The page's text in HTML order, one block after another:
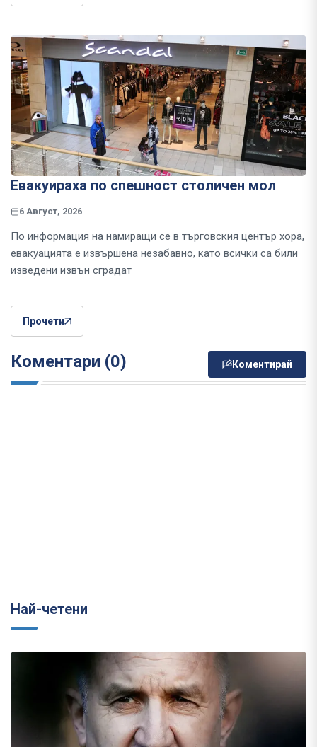
Евакуираха по спешност столичен мол
6 Август, 2026
По информация на намиращи се в търговския център хора,
евакуацията е извършена незабавно, като всички са били
изведени извън сградат
Прочети
Коментари (0) Коментирай
Най-четени